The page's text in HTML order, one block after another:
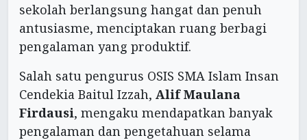
sekolah berlangsung hangat dan penuh
antusiasme, menciptakan ruang berbagi
pengalaman yang produktif.
Salah satu pengurus OSIS SMA Islam Insan
Cendekia Baitul Izzah, Alif Maulana
Firdausi, mengaku mendapatkan banyak
pengalaman dan pengetahuan selama